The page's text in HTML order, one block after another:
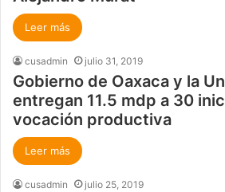
Leer más
cusadmin julio 31, 2019
Gobierno de Oaxaca y la
entregan 11.5 mdp a 30
vocación productiva
Leer más
cusadmin julio 25, 2019